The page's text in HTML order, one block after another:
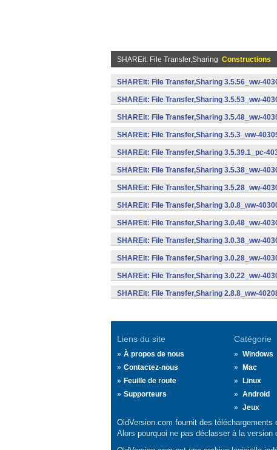
SHAREit: File Transfer,Sharing Constructions
SHAREit: File Transfer,Sharing 3.5.56_ww-
SHAREit: File Transfer,Sharing 3.5.53_ww-
SHAREit: File Transfer,Sharing 3.5.48_ww-
SHAREit: File Transfer,Sharing 3.5.3_ww-
SHAREit: File Transfer,Sharing 3.5.39.1_pc-
SHAREit: File Transfer,Sharing 3.5.38_ww-
SHAREit: File Transfer,Sharing 3.5.28_ww-
SHAREit: File Transfer,Sharing 3.0.8_ww-
SHAREit: File Transfer,Sharing 3.0.48_ww-
SHAREit: File Transfer,Sharing 3.0.38_ww-
SHAREit: File Transfer,Sharing 3.0.28_ww-
SHAREit: File Transfer,Sharing 3.0.22_ww-
SHAREit: File Transfer,Sharing 2.8.8_ww-
Liens du site
À propos de nous
Contactez-nous
Feuille de route
Supporteurs
Catégorie
Windows
Mac
Linux
Android
Jeux
OldVersion.com fournit des
Alors pourquoi ne pas déclasser à la